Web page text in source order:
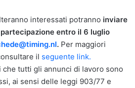
interessati potranno inviare
entro il 6 luglio
. Per maggiori
il seguente link.
tutti gli annunci di lavoro sono
ai sensi delle leggi 903/77 e